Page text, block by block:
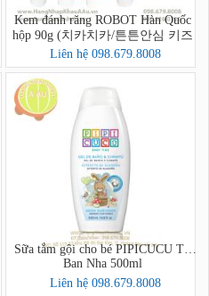
Kem đánh răng ROBOT Hàn Quốc
hộp 90g (치카치카/튼튼안심 키즈
치약)
Liên hệ 098.679.8008
Sữa tắm gội cho bé PIPICUCU Tây
Ban Nha 500ml
Liên hệ 098.679.8008